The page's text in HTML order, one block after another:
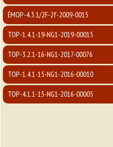
ÉMOP-4.3.1/2F-2f-2009-0015
TOP-1.4.1-19-NG1-2019-00015
TOP-3.2.1-16-NG1-2017-00076
TOP-1.4.1-15-NG1-2016-00010
TOP-4.1.1-15-NG1-2016-00005